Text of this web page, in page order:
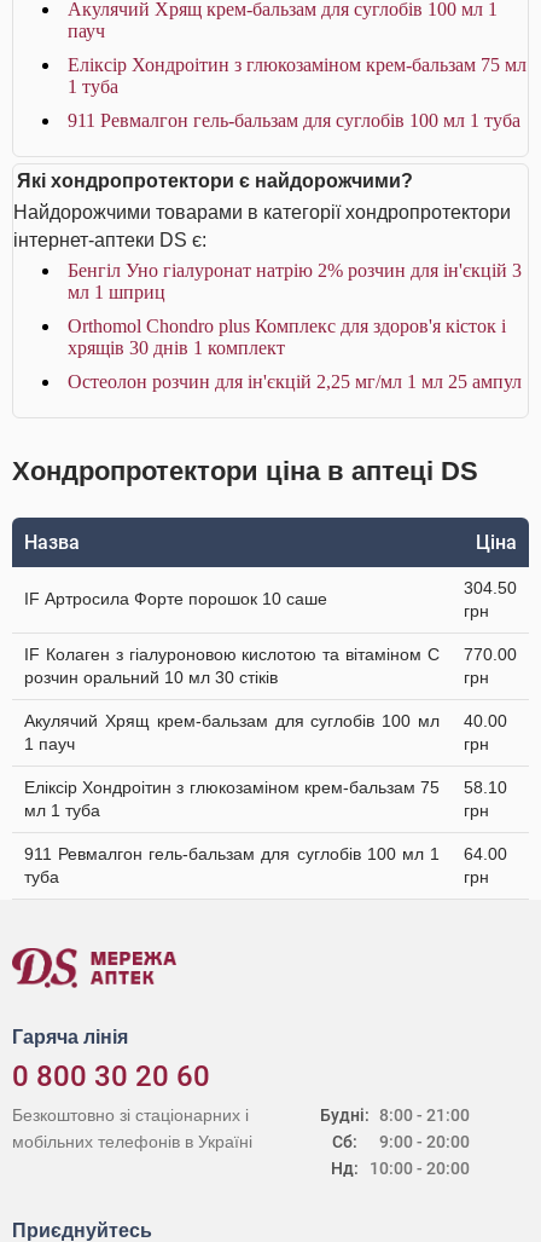
Акулячий Хрящ крем-бальзам для суглобів 100 мл 1
пауч
Еліксір Хондроітин з глюкозаміном крем-бальзам 75 мл
1 туба
911 Ревмалгон гель-бальзам для суглобів 100 мл 1 туба
Які хондропротектори є найдорожчими?
Найдорожчими товарами в категорії хондропротектори
інтернет-аптеки DS є:
Бенгіл Уно гіалуронат натрію 2% розчин для ін'єкцій 3
мл 1 шприц
Orthomol Chondro plus Комплекс для здоров'я кісток і
хрящів 30 днів 1 комплект
Остеолон розчин для ін'єкцій 2,25 мг/мл 1 мл 25 ампул
Хондропротектори ціна в аптеці DS
Назва Ціна
IF Артросила Форте порошок 10 саше
304.50
грн
IF Колаген з гіалуроновою кислотою та вітаміном C
розчин оральний 10 мл 30 стіків
770.00
грн
Акулячий Хрящ крем-бальзам для суглобів 100 мл
1 пауч
40.00
грн
Еліксір Хондроітин з глюкозаміном крем-бальзам 75
мл 1 туба
58.10
грн
911 Ревмалгон гель-бальзам для суглобів 100 мл 1
туба
64.00
грн
Гаряча лінія
0 800 30 20 60
Будні:
Сб:
Нд:
8:00 - 21:00
9:00 - 20:00
10:00 - 20:00
Безкоштовно зі стаціонарних і
мобільних телефонів в Україні
Приєднуйтесь